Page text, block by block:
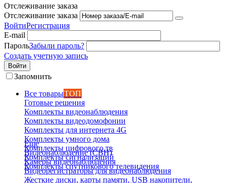
Отслеживание заказа
Отслеживание заказа
ВойтиРегистрация
E-mail
ПарольЗабыли пароль?
Создать учетную запись
Войти
Запомнить
Все товарыТОП
Готовые решения
Комплекты видеонаблюдения
Комплекты видеодомофонии
Комплекты для интернета 4G
Комплекты умного дома
Комплекты цифрового тв
Комплекты сигнализаций
Комплекты спутникового телевидения
Еще
Видеонаблюдение (СВН)
Камеры видеонаблюдения
Видеорегистраторы для видеонаблюдения
Жесткие диски, карты памяти, USB накопители,